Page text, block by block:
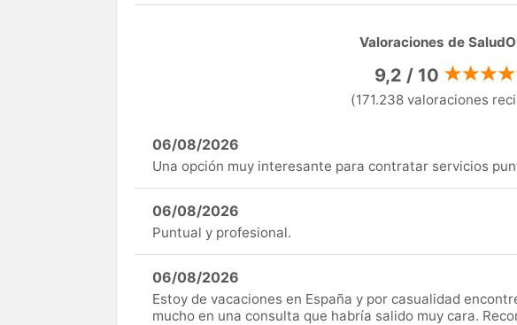
Valoraciones de
9,2 / 10
(171.238 valoraciones
06/08/2026
Una opción muy interesante para contratar servicios
06/08/2026
Puntual y profesional.
06/08/2026
Estoy de vacaciones en España y por casualidad
mucho en una consulta que habría salido muy cara.